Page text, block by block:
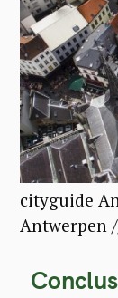
cityguide
Antwerpen